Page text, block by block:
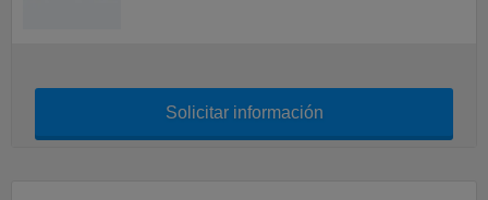
Solicitar información